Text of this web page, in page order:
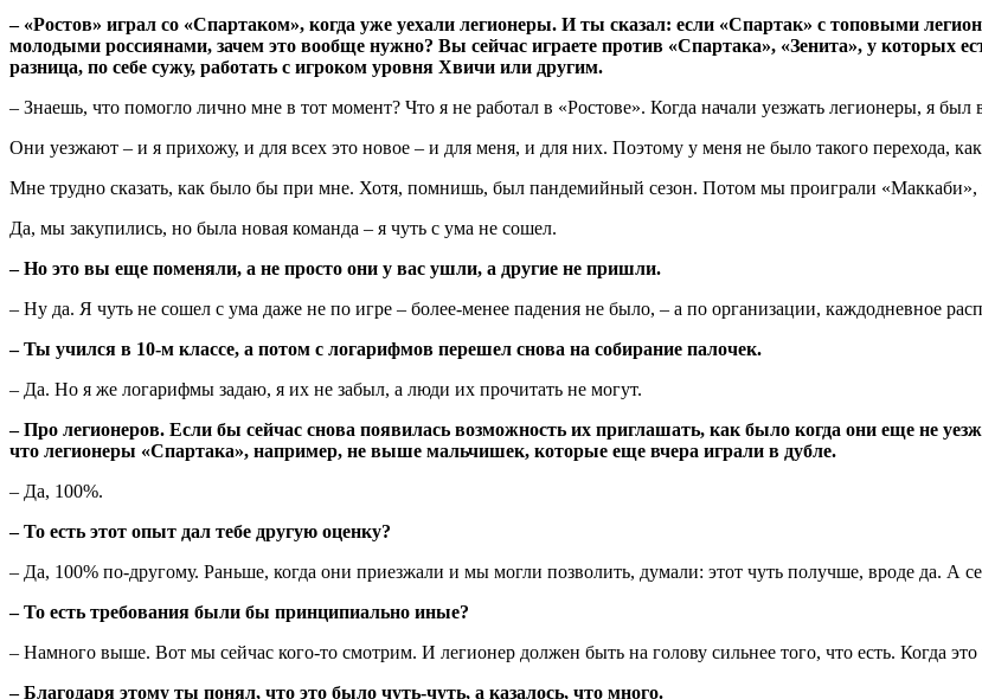
– «Ростов» играл со «Спартаком», когда уже уехали легионеры. И ты сказал: если «Спартак» с топовыми
молодыми россиянами, зачем это вообще нужно? Вы сейчас играете против «Спартака», «Зенита», у которых
разница, по себе сужу, работать с игроком уровня Хвичи или другим.
– Знаешь, что помогло лично мне в тот момент? Что я не работал в «Ростове». Когда начали уезжать легионеры, я
Они уезжают – и я прихожу, и для всех это новое – и для меня, и для них. Поэтому у меня не было такого перехода,
Мне трудно сказать, как было бы при мне. Хотя, помнишь, был пандемийный сезон. Потом мы проиграли
Да, мы закупились, но была новая команда – я чуть с ума не сошел.
– Но это вы еще поменяли, а не просто они у вас ушли, а другие не пришли.
– Ну да. Я чуть не сошел с ума даже не по игре – более-менее падения не было, – а по организации, каждодневное
– Ты учился в 10-м классе, а потом с логарифмов перешел снова на собирание палочек.
– Да. Но я же логарифмы задаю, я их не забыл, а люди их прочитать не могут.
– Про легионеров. Если бы сейчас снова появилась возможность их приглашать, как было когда они еще не
что легионеры «Спартака», например, не выше мальчишек, которые еще вчера играли в дубле.
– Да, 100%.
– То есть этот опыт дал тебе другую оценку?
– Да, 100% по-другому. Раньше, когда они приезжали и мы могли позволить, думали: этот чуть получше, вроде да. А
– То есть требования были бы принципиально иные?
– Намного выше. Вот мы сейчас кого-то смотрим. И легионер должен быть на голову сильнее того, что есть. Когда это
– Благодаря этому ты понял, что это было чуть-чуть, а казалось, что много.